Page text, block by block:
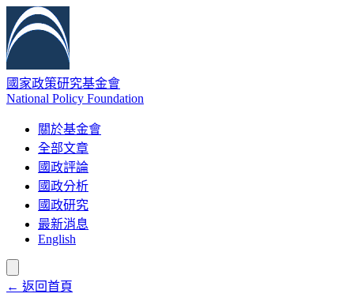
國家政策研究基金會
National Policy Foundation
關於基金會
全部文章
國政評論
國政分析
國政研究
最新消息
English
← 返回首頁